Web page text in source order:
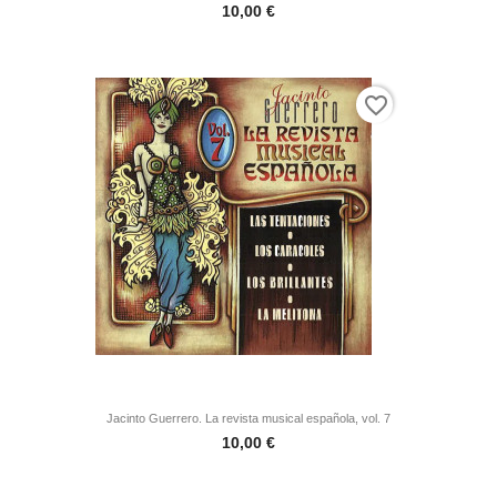
Precio
10,00 €
Jacinto Guerrero. La revista musical española, vol. 7
Precio
10,00 €
favorite_border